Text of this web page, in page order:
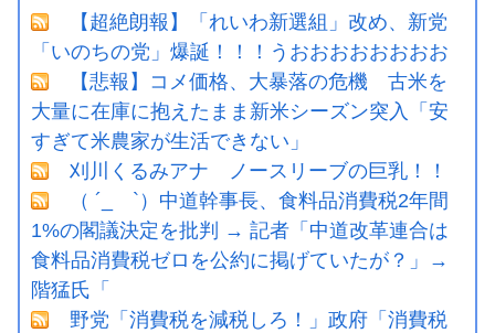
【超絶朗報】「れいわ新選組」改め、新党
「いのちの党」爆誕！！！うおおおおおおおお
【悲報】コメ価格、大暴落の危機 古米を
大量に在庫に抱えたまま新米シーズン突入「安
すぎて米農家が生活できない」
刈川くるみアナ ノースリーブの巨乳！！
（ ´_ゝ`）中道幹事長、食料品消費税2年間
1%の閣議決定を批判 → 記者「中道改革連合は
食料品消費税ゼロを公約に掲げていたが？」→
階猛氏「
野党「消費税を減税しろ！」政府「消費税